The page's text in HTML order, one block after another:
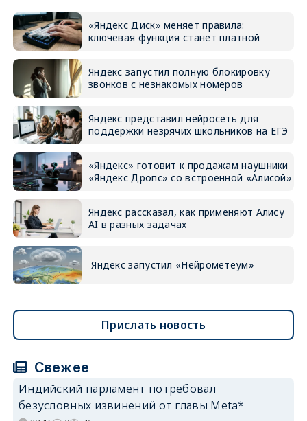
«Яндекс Диск» меняет правила:
ключевая функция станет платной
Яндекс запустил полную блокировку
звонков с незнакомых номеров
Яндекс представил нейросеть для
поддержки незрячих школьников на ЕГЭ
«Яндекс» готовит к продажам наушники
«Яндекс Дропс» со встроенной «Алисой»
Яндекс рассказал, как применяют Алису
AI в разных задачах
Яндекс запустил «Нейрометеум»
Прислать новость
Свежее
Индийский парламент потребовал
безусловных извинений от главы Meta*